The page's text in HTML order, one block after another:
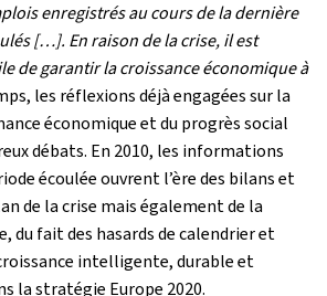
enregistrés au cours de la dernière
[…]. En raison de la crise, il est
de garantir la croissance économique à
les réflexions déjà engagées sur la
économique et du progrès social
débats. En 2010, les informations
écoulée ouvrent l’ère des bilans et
de la crise mais également de la
du fait des hasards de calendrier et
intelligente, durable et
la stratégie Europe 2020.